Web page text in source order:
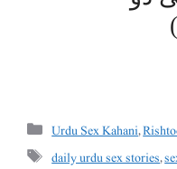
Categories
Urdu Sex Kahani,
Tags
daily urdu sex stories,